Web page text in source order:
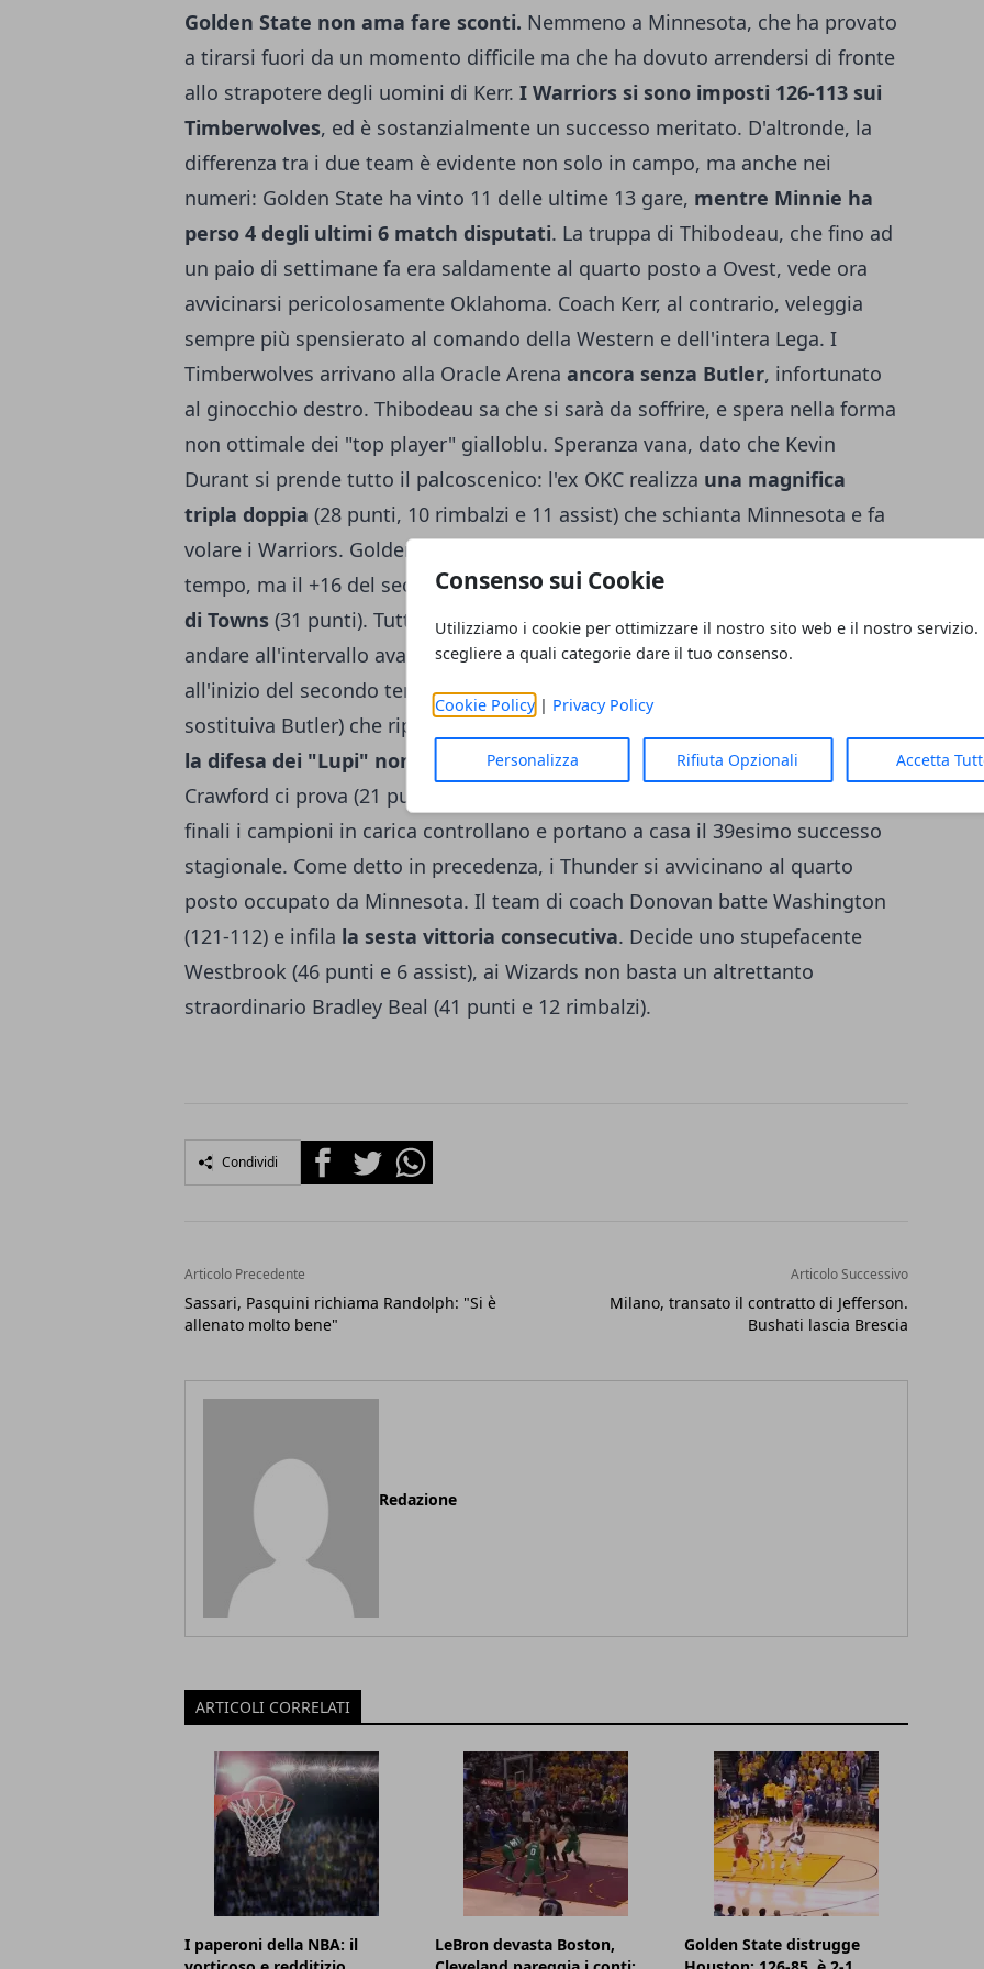
Consenso sui Cookie
Utilizziamo i cookie per ottimizzare il nostro sito web e il nostro servizio.
scegliere a quali categorie dare il tuo consenso.
Cookie Policy| Privacy Policy
Personalizza Rifiuta Opzionali Accetta
Golden State non ama fare sconti. Nemmeno a Minnesota, che ha provato
a tirarsi fuori da un momento difficile ma che ha dovuto arrendersi di fronte
allo strapotere degli uomini di Kerr. I Warriors si sono imposti 126-113 sui
Timberwolves, ed è sostanzialmente un successo meritato. D'altronde, la
differenza tra i due team è evidente non solo in campo, ma anche nei
numeri: Golden State ha vinto 11 delle ultime 13 gare, mentre Minnie ha
perso 4 degli ultimi 6 match disputati. La truppa di Thibodeau, che fino ad
un paio di settimane fa era saldamente al quarto posto a Ovest, vede ora
avvicinarsi pericolosamente Oklahoma. Coach Kerr, al contrario, veleggia
sempre più spensierato al comando della Western e dell'intera Lega. I
Timberwolves arrivano alla Oracle Arena ancora senza Butler, infortunato
al ginocchio destro. Thibodeau sa che si sarà da soffrire, e spera nella forma
non ottimale dei "top player" gialloblu. Speranza vana, dato che Kevin
Durant si prende tutto il palcoscenico: l'ex OKC realizza una magnifica
tripla doppia (28 punti, 10 rimbalzi e 11 assist) che schianta Minnesota e fa
volare i Warriors. Golden State prova a chiudere la pratica già nel primo
tempo, ma il +16 del secondo quarto viene ben presto ridotto
di Towns (31 punti). Tuttavia, gli uomini di Kerr riescono comunque ad
andare all'intervallo avanti di 12 lunghezze. Minnesota ha un sussulto
all'inizio del secondo tempo grazie alle bombe da fuori di Bjelica (che
sostituiva Butler) che riportano gli ospiti a soli 5 punti. L'illusione dura poco:
la difesa dei "Lupi" non regge gli attacchi di KD e degli Splash Brothers.
Crawford ci prova (21 punti), i T'Wolves risalgono fino al -6, ma nelle battute
finali i campioni in carica controllano e portano a casa il 39esimo successo
stagionale. Come detto in precedenza, i Thunder si avvicinano al quarto
posto occupato da Minnesota. Il team di coach Donovan batte Washington
(121-112) e infila la sesta vittoria consecutiva. Decide uno stupefacente
Westbrook (46 punti e 6 assist), ai Wizards non basta un altrettanto
straordinario Bradley Beal (41 punti e 12 rimbalzi).
Condividi FacebookTwitterWhatsapp
Articolo Precedente
Sassari, Pasquini richiama Randolph: "Si è
allenato molto bene"
Articolo Successivo
Milano, transato il contratto di Jefferson.
Bushati lascia Brescia
Redazione
ARTICOLI CORRELATI
I paperoni della NBA: il
LeBron devasta Boston,
Golden State distrugge